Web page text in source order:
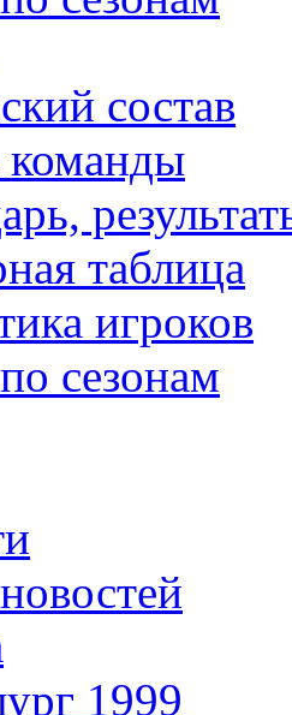
состав
команды
таблица
игроков
сезонам
1999